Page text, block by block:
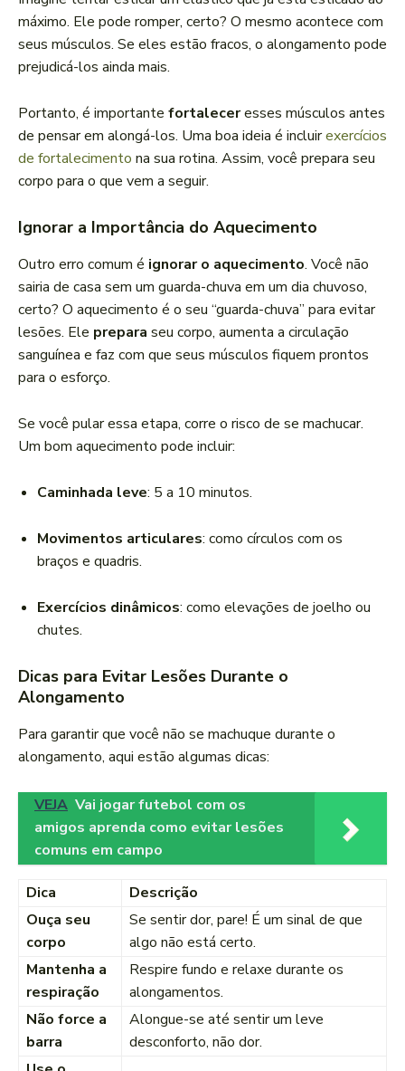
máximo. Ele pode romper, certo? O mesmo acontece com
seus músculos. Se eles estão fracos, o alongamento pode
prejudicá-los ainda mais.
Portanto, é importante fortaleceresses músculos antes
de pensar em alongá-los. Uma boa ideia é incluirexercícios
de fortalecimento na sua rotina. Assim, você prepara seu
corpo para o que vem a seguir.
Ignorar a Importância do Aquecimento
Outro erro comum é ignorar o aquecimento. Você não
sairia de casa sem um guarda-chuva em um dia chuvoso,
certo? O aquecimento é o seu “guarda-chuva” para evitar
lesões. Ele prepara seu corpo, aumenta a circulação
sanguínea e faz com que seus músculos fiquem prontos
para o esforço.
Se você pular essa etapa, corre o risco de se machucar.
Um bom aquecimento pode incluir:
Caminhada leve: 5 a 10 minutos.
Movimentos articulares: como círculos com os
braços e quadris.
Exercícios dinâmicos: como elevações de joelho ou
chutes.
Dicas para Evitar Lesões Durante o
Alongamento
Para garantir que você não se machuque durante o
alongamento, aqui estão algumas dicas:
VEJA Vai jogar futebol com os
amigos aprenda como evitar lesões
comuns em campo
Dica
Descrição
Ouça seu
corpo
Se sentir dor, pare! É um sinal de que
algo não está certo.
Mantenha a
respiração
Respire fundo e relaxe durante os
alongamentos.
Não force a
barra
Alongue-se até sentir um leve
desconforto, não dor.